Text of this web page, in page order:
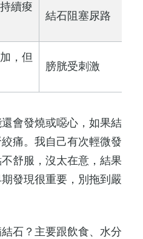
續痠
結石阻塞尿路
，但
膀胱受刺激
會發燒或噁心，如果結
痛。我自己有次輕微發
舒服，沒太在意，結果
發現很重要，別拖到嚴
石？主要跟飲食、水分